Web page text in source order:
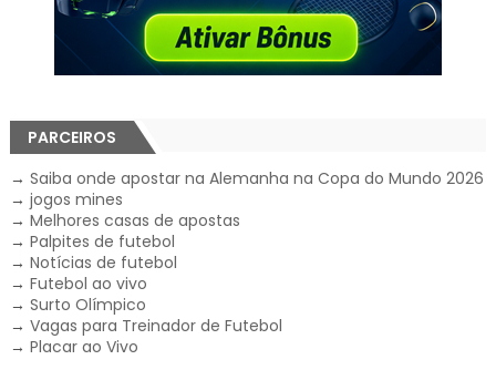
PARCEIROS
→ Saiba onde apostar na Alemanha na Copa do Mundo 2026
→ jogos mines
→ Melhores casas de apostas
→ Palpites de futebol
→ Notícias de futebol
→ Futebol ao vivo
→ Surto Olímpico
→ Vagas para Treinador de Futebol
→ Placar ao Vivo